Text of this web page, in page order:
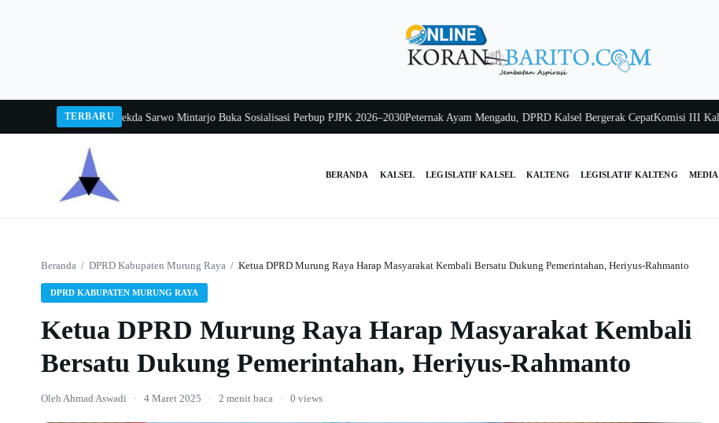
TERBARU
Balang 2026Pj Sekda Sarwo Mintarjo Buka Sosialisasi Perbup PJPK 2026–2030Peternak Ayam Mengadu, DPRD Kalsel Bergerak CepatKomisi III Kalsel
BERANDA KALSEL LEGISLATIF KALSEL KALTENG LEGISLATIF KALTENG
Beranda / DPRD Kabupaten Murung Raya / Ketua DPRD Murung Raya Harap Masyarakat Kembali Bersatu Dukung Pemerintahan, Heriyus-Rahmanto
DPRD KABUPATEN MURUNG RAYA
Ketua DPRD Murung Raya Harap Masyarakat Kembali
Bersatu Dukung Pemerintahan, Heriyus-Rahmanto
Oleh Ahmad Aswadi · 4 Maret 2025 · 2 menit baca · 0 views